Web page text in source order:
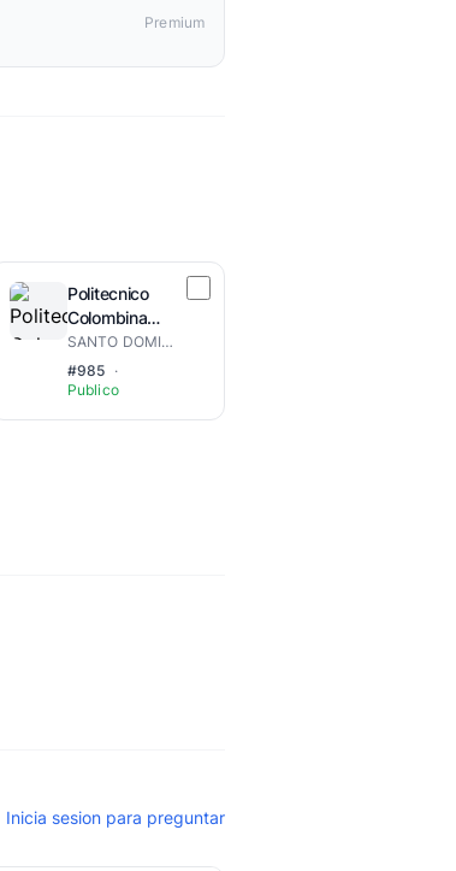
Premium
Politecnico
Colombina
Canario
SANTO DOMINGO NORESTE
#985 ·
Publico
Inicia sesion para preguntar